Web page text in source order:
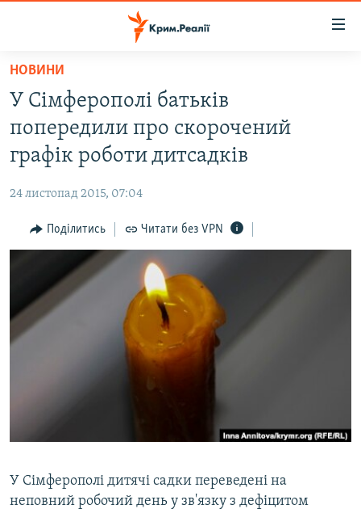
Перейти
основного
матеріалу
Перейти
до
основної
Перейти
до
НОВИНИ
ВОДА.КРИМ
ВІДЕО ТА ФОТО
БЛОГИ
ПОГЛЯД
ВСЕ ЗА ДЕНЬ
СПЕЦПРОЕКТИ
ЯК ОБІЙТИ БЛОКУВАННЯ
НОВИНИ
У Сімферополі батьків
попередили про скорочений
графік роботи дитсадків
24 листопад 2015, 07:04
Поділитись Читати без VPN
У Сімферополі дитячі садки переведені на
неповний робочий день у зв'язку з дефіцитом